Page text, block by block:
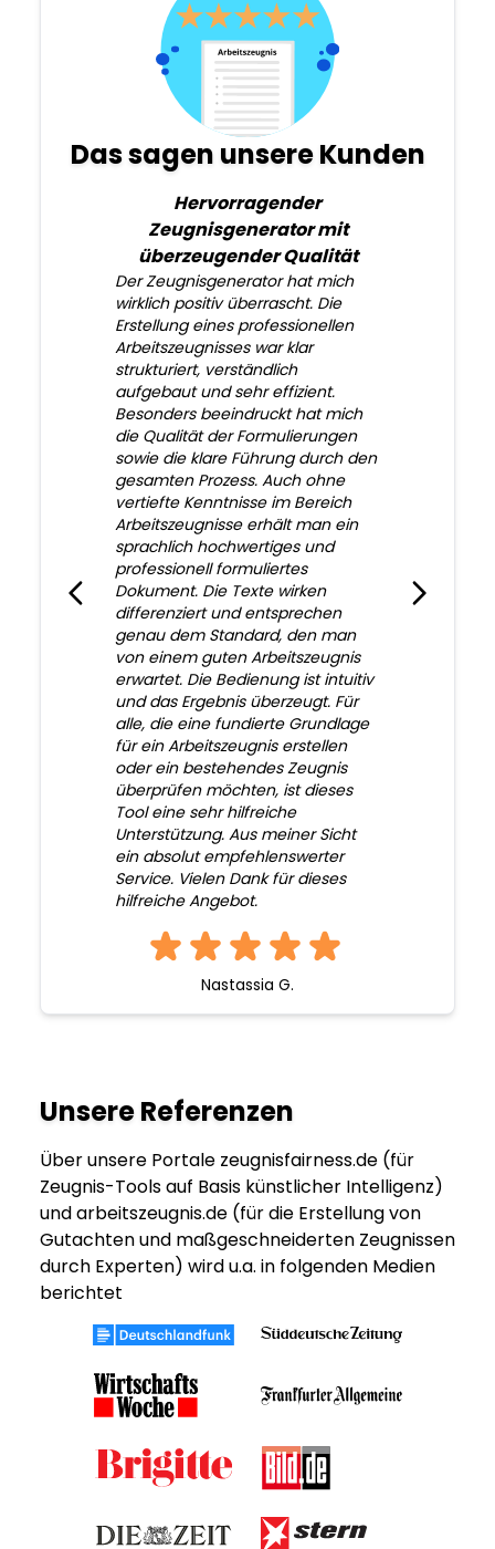
Das sagen unsere Kunden
Hervorragender
Zeugnisgenerator mit
überzeugender Qualität
Der Zeugnisgenerator hat mich
wirklich positiv überrascht. Die
Erstellung eines professionellen
Arbeitszeugnisses war klar
strukturiert, verständlich
aufgebaut und sehr effizient.
Besonders beeindruckt hat mich
die Qualität der Formulierungen
sowie die klare Führung durch den
gesamten Prozess. Auch ohne
vertiefte Kenntnisse im Bereich
Arbeitszeugnisse erhält man ein
sprachlich hochwertiges und
professionell formuliertes
Dokument. Die Texte wirken
differenziert und entsprechen
genau dem Standard, den man
von einem guten Arbeitszeugnis
erwartet. Die Bedienung ist intuitiv
und das Ergebnis überzeugt. Für
alle, die eine fundierte Grundlage
für ein Arbeitszeugnis erstellen
oder ein bestehendes Zeugnis
überprüfen möchten, ist dieses
Tool eine sehr hilfreiche
Unterstützung. Aus meiner Sicht
ein absolut empfehlenswerter
Service. Vielen Dank für dieses
hilfreiche Angebot.
Nastassia G.
Unsere Referenzen
Über unsere Portale zeugnisfairness.de (für
Zeugnis-Tools auf Basis künstlicher Intelligenz)
und arbeitszeugnis.de (für die Erstellung von
Gutachten und maßgeschneiderten Zeugnissen
durch Experten) wird u.a. in folgenden Medien
berichtet